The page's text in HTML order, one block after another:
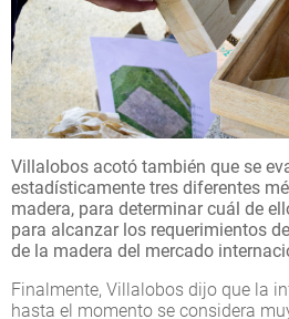
Villalobos acotó también que se
estadísticamente tres diferentes
madera, para determinar cuál de
para alcanzar los requerimientos
de la madera del mercado
Finalmente, Villalobos dijo que la
hasta el momento se considera